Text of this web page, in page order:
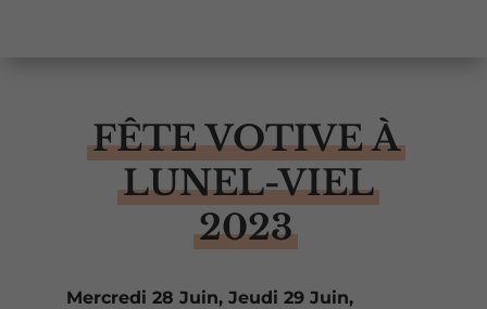
FÊTE VOTIVE À
LUNEL-VIEL
2023
Mercredi 28 Juin, Jeudi 29 Juin,